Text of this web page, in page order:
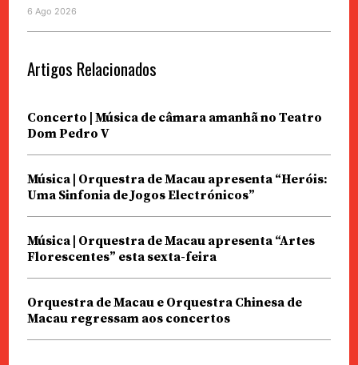
6 Ago 2026
Artigos Relacionados
Concerto | Música de câmara amanhã no Teatro
Dom Pedro V
Música | Orquestra de Macau apresenta “Heróis:
Uma Sinfonia de Jogos Electrónicos”
Música | Orquestra de Macau apresenta “Artes
Florescentes” esta sexta-feira
Orquestra de Macau e Orquestra Chinesa de
Macau regressam aos concertos